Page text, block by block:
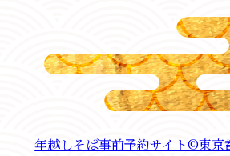
年越しそば事前予約サイト©東京